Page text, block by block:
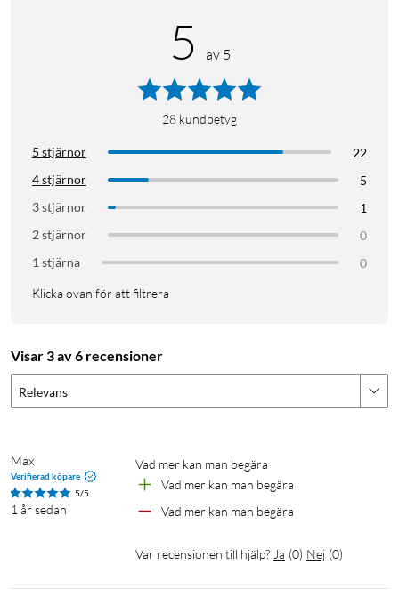
5 av 5
28 kundbetyg
5 stjärnor
22
4 stjärnor
5
3 stjärnor
1
2 stjärnor
0
1 stjärna
0
Klicka ovan för att filtrera
Visar 3 av 6 recensioner
Relevans
Max
Verifierad köpare
5/5
1 år sedan
Vad mer kan man begära
Vad mer kan man begära
Vad mer kan man begära
Var recensionen till hjälp? Ja (0) Nej (0)